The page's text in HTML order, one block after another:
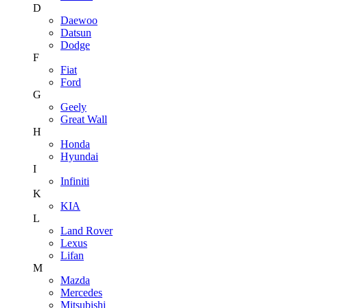
D
Daewoo
Datsun
Dodge
F
Fiat
Ford
G
Geely
Great Wall
H
Honda
Hyundai
I
Infiniti
K
KIA
L
Land Rover
Lexus
Lifan
M
Mazda
Mercedes
Mitsubishi